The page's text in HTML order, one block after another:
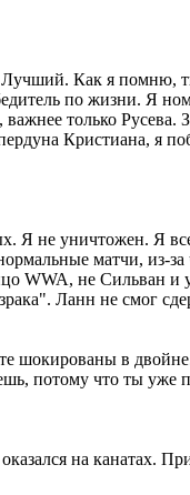
Как я помню,
по жизни. Я
только
Кристиана, я
Я не уничтожен. Я
матчи, из-
WWA, не Сильван и
Ланн не смог
шокированы в
потому что ты уже
на канатах.